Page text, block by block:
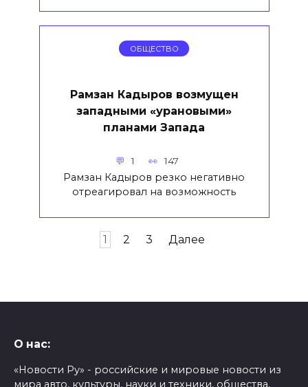
ОБЩЕСТВО
Рамзан Кадыров возмущен
западными «урановыми»
планами Запада
1 147
Рамзан Кадыров резко негативно
отреагировал на возможность
1 2 3 Далее
О нас:
«Новости Ру» - российские и мировые новости из
мира авто, культуры, науки и техники, общества,